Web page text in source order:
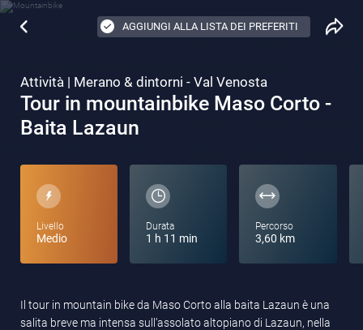
AGGIUNGI ALLA LISTA DEI PREFERITI
Attività | Merano & dintorni - Val Venosta
Tour in mountainbike Maso Corto -
Baita Lazaun
Livello
Medio
Durata
1 h 11 min
Percorso
3,60 km
Il tour in mountain bike da Maso Corto alla baita Lazaun è una
salita breve ma intensa sull’assolato altopiano di Lazaun, nella